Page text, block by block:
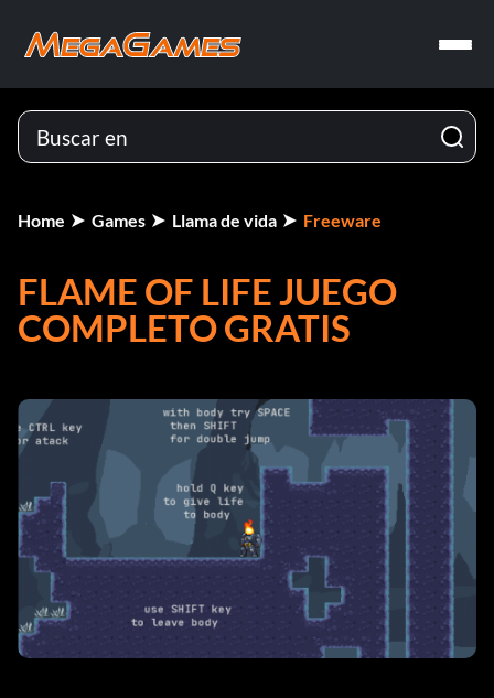
Home Games Llama de vida Freeware
FLAME OF LIFE JUEGO
COMPLETO GRATIS